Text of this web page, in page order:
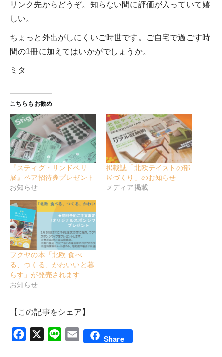
リンク先からどうぞ。知らない間に評価が入っていて嬉
しい。
ちょっと外出がしにくいご時世です。ご自宅で過ごす時
間の1冊に加えてはいかがでしょうか。
ミタ
こちらもお勧め
『スティグ・リンドベリ
展』ペア招待券プレゼント
お知らせ
掲載誌「北欧テイストの部
屋づくり」のお知らせ
メディア掲載
フクヤの本「北欧 食べ
る、つくる、かわいいと暮
らす」が発売されます
お知らせ
【この記事をシェア】
Facebook
X Line Email Share